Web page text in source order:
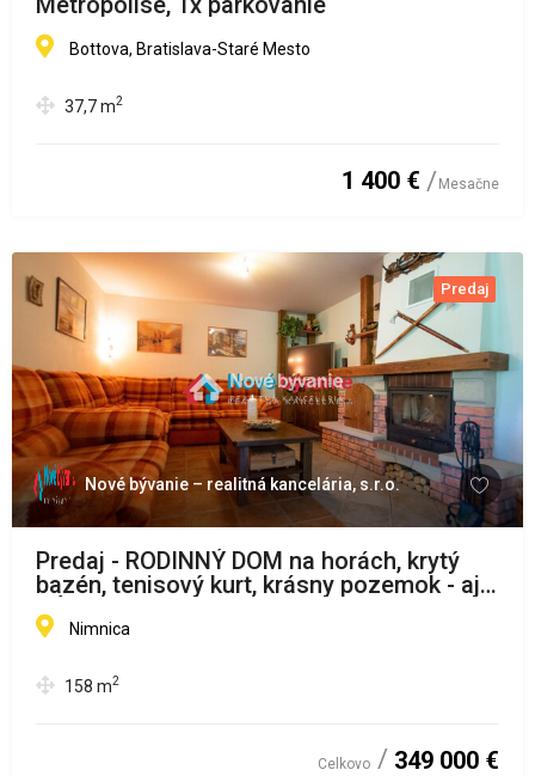
Bottova, Bratislava-Staré Mesto
37,7m2
1 400 € Mesačne
Predaj
Nové bývanie – realitná kancelária, s.r.o.
Predaj - RODINNÝ DOM na horách, krytý
bazén, tenisový kurt, krásny pozemok - aj
VÝMENA za BYT v BA (N298-12-OTKA)
Nimnica
158 m2
Celkovo 349 000 €